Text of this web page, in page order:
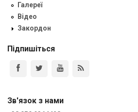
Галереї
Відео
Закордон
Підпишіться
Зв'язок з нами